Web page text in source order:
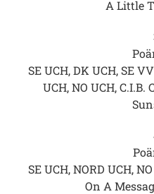
A Little
SE UCH, DK UCH, SE
UCH, NO UCH,
SE UCH, NORD UCH,
On A